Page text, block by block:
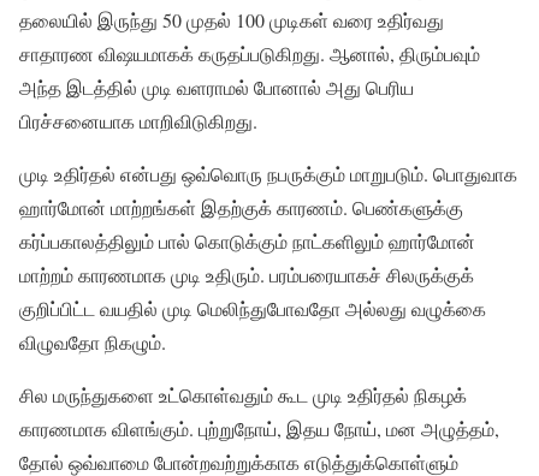
தலையில் இருந்து 50 முதல் 100 முடிகள் வரை உதிர்வது
சாதாரண விஷயமாகக் கருதப்படுகிறது. ஆனால், திரும்பவும்
அந்த இடத்தில் முடி வளராமல் போனால் அது பெரிய
பிரச்சனையாக மாறிவிடுகிறது.
முடி உதிர்தல் என்பது ஒவ்வொரு நபருக்கும் மாறுபடும். பொதுவாக
ஹார்மோன் மாற்றங்கள் இதற்குக் காரணம். பெண்களுக்கு
கர்ப்பகாலத்திலும் பால் கொடுக்கும் நாட்களிலும் ஹார்மோன்
மாற்றம் காரணமாக முடி உதிரும். பரம்பரையாகச் சிலருக்குக்
குறிப்பிட்ட வயதில் முடி மெலிந்துபோவதோ அல்லது வழுக்கை
விழுவதோ நிகழும்.
சில மருந்துகளை உட்கொள்வதும் கூட முடி உதிர்தல் நிகழக்
காரணமாக விளங்கும். புற்றுநோய், இதய நோய், மன அழுத்தம்,
தோல் ஒவ்வாமை போன்றவற்றுக்காக எடுத்துக்கொள்ளும்